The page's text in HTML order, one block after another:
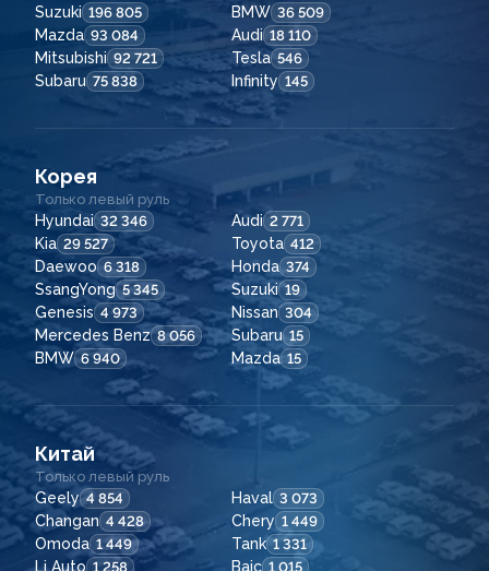
Suzuki 196 805 BMW 36 509
Mazda 93 084 Audi 18 110
Mitsubishi 92 721 Tesla 546
Subaru 75 838 Infinity 145
Корея
Только левый руль
Hyundai 32 346 Audi 2 771
Kia 29 527 Toyota 412
Daewoo 6 318 Honda 374
SsangYong 5 345 Suzuki 19
Genesis 4 973 Nissan 304
Mercedes Benz 8 056 Subaru 15
BMW 6 940 Mazda 15
Китай
Только левый руль
Geely 4 854 Haval 3 073
Changan 4 428 Chery 1 449
Omoda 1 449 Tank 1 331
Li Auto 1 258 Baic 1 015